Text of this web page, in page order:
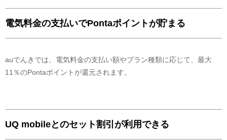
オペレーターの対応が丁寧なことと、手続きを希望した後、迅
速に申し込み書類が送付されてきた点は評価できます。
問い合わせ窓口が時間帯にもよりますが、繋がりにくいことも
再生可能エネルギー
電気料金の支払いでPontaポイントが貯まる
auでんきでは、電気料金の支払い額やプラン種類に応じて、最大
11％のPontaポイントが還元されます。
UQ mobileとのセット割引が利用できる